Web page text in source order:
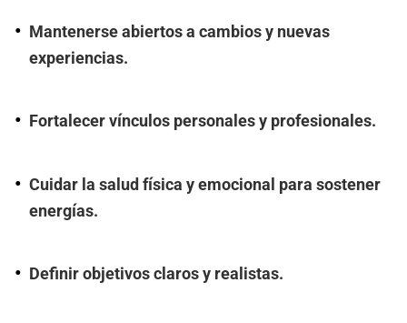
Mantenerse abiertos a cambios y nuevas
experiencias.
Fortalecer vínculos personales y profesionales.
Cuidar la salud física y emocional para sostener
energías.
Definir objetivos claros y realistas.